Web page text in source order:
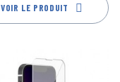
VOIR LE PRODUIT